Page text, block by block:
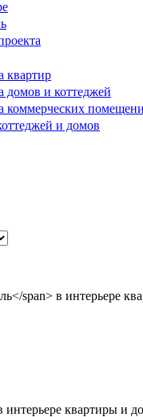
квартир
домов и коттеджей
коммерческих
и домов
квартиры и